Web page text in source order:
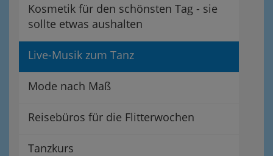
Kosmetik für den schönsten Tag - sie
sollte etwas aushalten
Live-Musik zum Tanz
Mode nach Maß
Reisebüros für die Flitterwochen
Tanzkurs